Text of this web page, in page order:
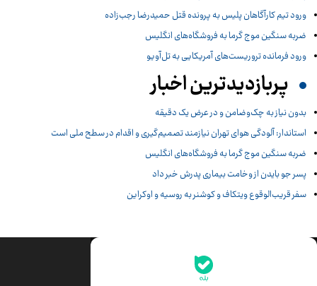
ورود تیم کارآگاهان پلیس به پرونده قتل حمیدرضا رجب‌زاده
ضربه سنگین موج گرما به فروشگاه‌های انگلیس
ورود فرمانده تروریست‌های آمریکایی به تل‌آویو
پربازدیدترین اخبار
بدون نیاز به چک‌وضامن و در عرض یک دقیقه
استاندار: آلودگی هوای تهران نیازمند تصمیم‌گیری و اقدام در سطح ملی است
ضربه سنگین موج گرما به فروشگاه‌های انگلیس
پسر جو بایدن از وخامت بیماری پدرش خبر داد
سفر قریب‌الوقوع ویتکاف و کوشنر به روسیه و اوکراین
جدیدترین قیمت‌ها